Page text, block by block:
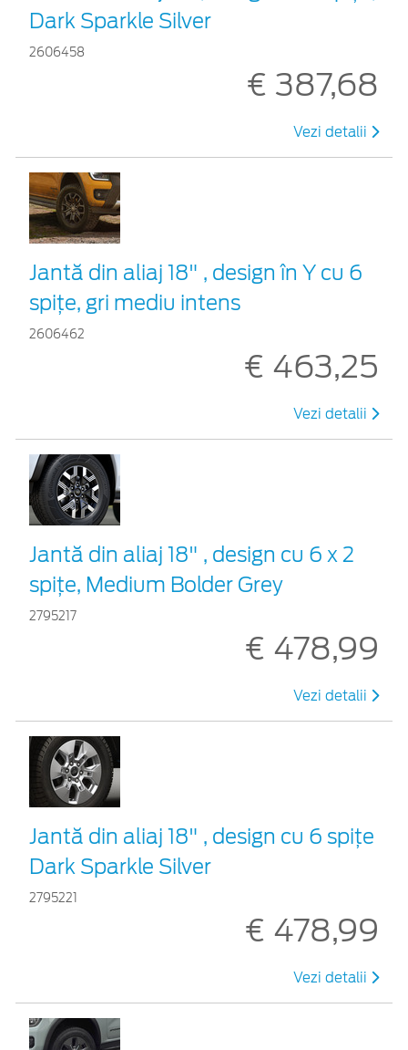
Dark Sparkle Silver
2606458
€ 387,68
Vezi detalii
Jantă din aliaj 18" , design în Y cu 6
spițe, gri mediu intens
2606462
€ 463,25
Vezi detalii
Jantă din aliaj 18" , design cu 6 x 2
spițe, Medium Bolder Grey
2795217
€ 478,99
Vezi detalii
Jantă din aliaj 18" , design cu 6 spiţe
Dark Sparkle Silver
2795221
€ 478,99
Vezi detalii